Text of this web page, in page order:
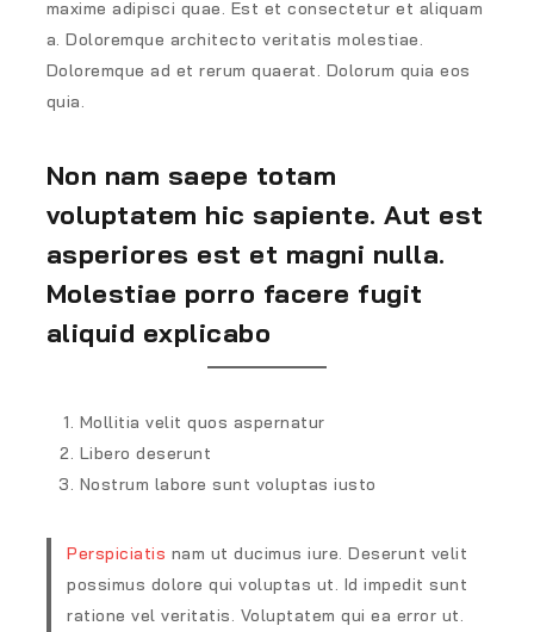
maxime adipisci quae. Est et consectetur et aliquam
a. Doloremque architecto veritatis molestiae.
Doloremque ad et rerum quaerat. Dolorum quia eos
quia.
Non nam saepe totam
voluptatem hic sapiente. Aut est
asperiores est et magni nulla.
Molestiae porro facere fugit
aliquid explicabo
Mollitia velit quos aspernatur
Libero deserunt
Nostrum labore sunt voluptas iusto
Perspiciatis nam ut ducimus iure. Deserunt velit
possimus dolore qui voluptas ut. Id impedit sunt
ratione vel veritatis. Voluptatem qui ea error ut.